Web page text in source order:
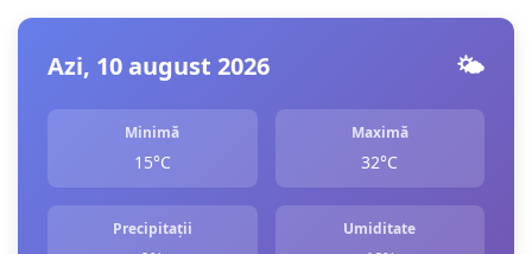
Azi, 10 august 2026 🌤️
Minimă
15°C
Maximă
32°C
Precipitații Umiditate